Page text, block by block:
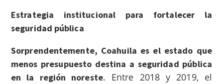
Estrategia institucional para fortalecer la
seguridad pública
Sorprendentemente, Coahuila es el estado que
menos presupuesto destina a seguridad pública
en la región noreste. Entre 2018 y 2019, el